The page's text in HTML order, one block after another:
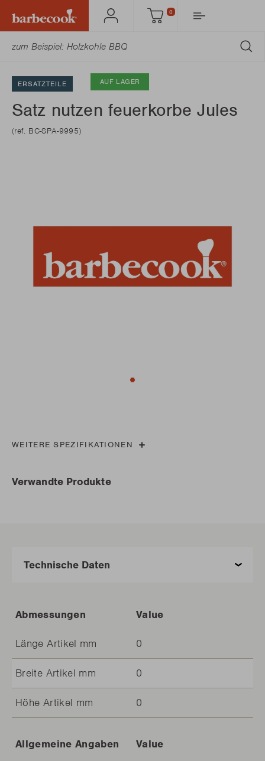
Mein
Einkaufswagen
0
ERSATZTEILE AUF LAGER
Satz nutzen feuerkorbe Jules
(ref. BC-SPA-9995)
WEITERE SPEZIFIKATIONEN
Verwandte Produkte
Abmessungen Value
Länge Artikel mm 0
Breite Artikel mm 0
Höhe Artikel mm 0
Allgemeine Angaben Value